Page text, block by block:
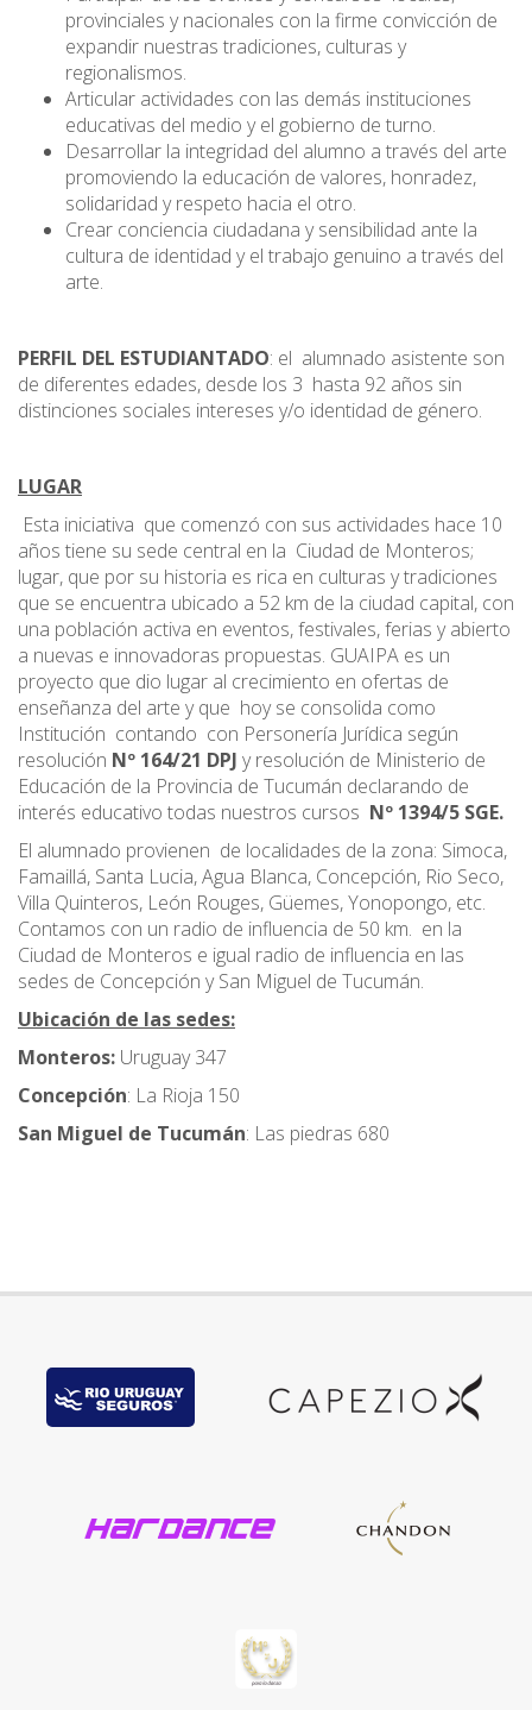
provinciales y nacionales con la firme convicción de
expandir nuestras tradiciones, culturas y
regionalismos.
Articular actividades con las demás instituciones
educativas del medio y el gobierno de turno.
Desarrollar la integridad del alumno a través del arte
promoviendo la educación de valores, honradez,
solidaridad y respeto hacia el otro.
Crear conciencia ciudadana y sensibilidad ante la
cultura de identidad y el trabajo genuino a través del
arte.
PERFIL DEL ESTUDIANTADO: el alumnado asistente son
de diferentes edades, desde los 3 hasta 92 años sin
distinciones sociales intereses y/o identidad de género.
LUGAR
Esta iniciativa que comenzó con sus actividades hace 10
años tiene su sede central en la Ciudad de Monteros;
lugar, que por su historia es rica en culturas y tradiciones
que se encuentra ubicado a 52 km de la ciudad capital, con
una población activa en eventos, festivales, ferias y abierto
a nuevas e innovadoras propuestas. GUAIPA es un
proyecto que dio lugar al crecimiento en ofertas de
enseñanza del arte y que hoy se consolida como
Institución contando con Personería Jurídica según
resolución Nº 164/21 DPJ y resolución de Ministerio de
Educación de la Provincia de Tucumán declarando de
interés educativo todas nuestros cursos Nº 1394/5 SGE.
El alumnado provienen de localidades de la zona: Simoca,
Famaillá, Santa Lucia, Agua Blanca, Concepción, Rio Seco,
Villa Quinteros, León Rouges, Güemes, Yonopongo, etc.
Contamos con un radio de influencia de 50 km. en la
Ciudad de Monteros e igual radio de influencia en las
sedes de Concepción y San Miguel de Tucumán.
Ubicación de las sedes:
Monteros: Uruguay 347
Concepción: La Rioja 150
San Miguel de Tucumán: Las piedras 680